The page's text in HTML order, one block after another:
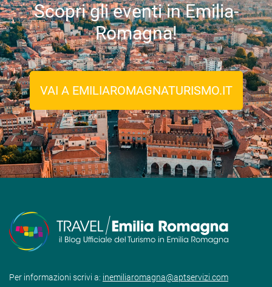
Scopri gli eventi in Emilia-
Romagna!
VAI A EMILIAROMAGNATURISMO.IT
Per informazioni scrivi a: inemiliaromagna@aptservizi.com